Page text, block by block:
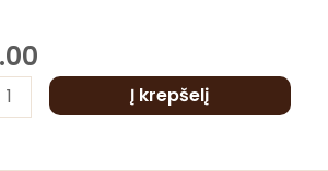
Į krepšelį